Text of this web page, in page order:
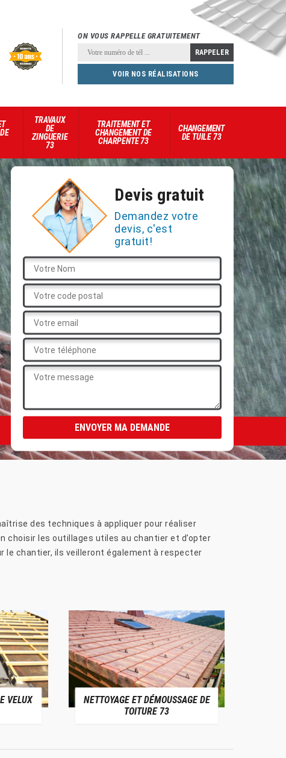
ON VOUS RAPPELLE GRATUITEMENT
VOIR NOS RÉALISATIONS
TRAVAUX
DE
ZINGUERIE
73
TRAITEMENT ET
CHANGEMENT DE
CHARPENTE 73
CHANGEMENT
DE TUILE 73
Devis gratuit
Demandez votre
devis, c'est
gratuit!
des techniques à appliquer pour réaliser
choisir les outillages utiles au chantier et d’opter
le chantier, ils veilleront également à respecter
VELUX
NETTOYAGE ET DÉMOUSSAGE DE
TOITURE 73